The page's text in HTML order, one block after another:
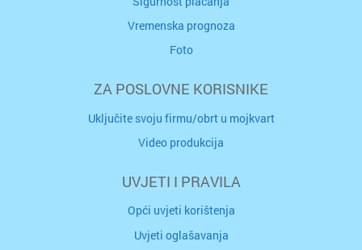
Vremenska prognoza
Foto
ZA POSLOVNE KORISNIKE
Uključite svoju firmu/obrt u mojkvart
Video produkcija
UVJETI I PRAVILA
Opći uvjeti korištenja
Uvjeti oglašavanja